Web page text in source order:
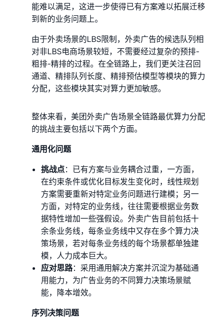
能难以满足，这进一步使得已有方案难以拓展迁移
到新的业务问题上。
由于外卖场景的LBS限制，外卖广告的候选队列相
对非LBS电商场景较短，不需要经过复杂的预排-
粗排-精排的过程。在全链路上，我们更关注召回
通道、精排队列长度、精排预估模型等模块的算力
分配，这些模块其实对算力更加敏感。
整体来看，美团外卖广告场景全链路最优算力分配
的挑战主要包括以下两个方面。
通用化问题
挑战点：已有方案与业务耦合过重，一方面，
在约束条件或优化目标发生变化时，线性规划
方案需要重新对特定业务问题进行建模；另一
方面，对特定的业务线，往往需要根据业务数
据特性增加一些强假设。外卖广告目前包括十
余条业务线，每条业务线中又存在多个算力决
策场景，若对每条业务线的每个场景都单独建
模，人力成本巨大。
应对思路：采用通用解决方案并沉淀为基础通
用能力，为广告业务的不同算力决策场景赋
能，降本增效。
序列决策问题